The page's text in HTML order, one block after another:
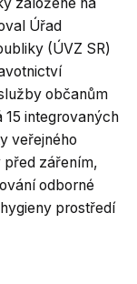
Úřad
(ÚVZ SR)
občanům
integrovaných
veřejného
před zářením,
odborné
prostředí